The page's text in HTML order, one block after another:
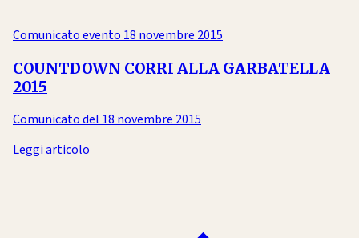
Comunicato evento 18 novembre 2015
COUNTDOWN CORRI ALLA GARBATELLA
2015
Comunicato del 18 novembre 2015
Leggi articolo